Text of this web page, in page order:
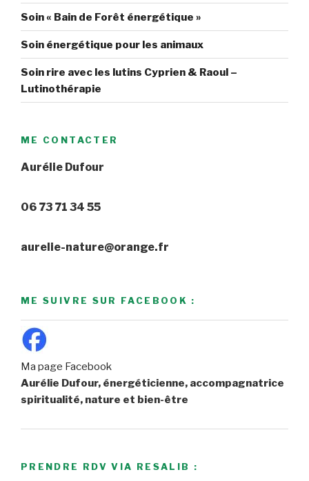
Soin « Bain de Forêt énergétique »
Soin énergétique pour les animaux
Soin rire avec les lutins Cyprien & Raoul –
Lutinothérapie
ME CONTACTER
Aurélie Dufour
06 73 71 34 55
aurelie-nature@orange.fr
ME SUIVRE SUR FACEBOOK :
Ma page Facebook
Aurélie Dufour, énergéticienne, accompagnatrice
spiritualité, nature et bien-être
PRENDRE RDV VIA RESALIB :